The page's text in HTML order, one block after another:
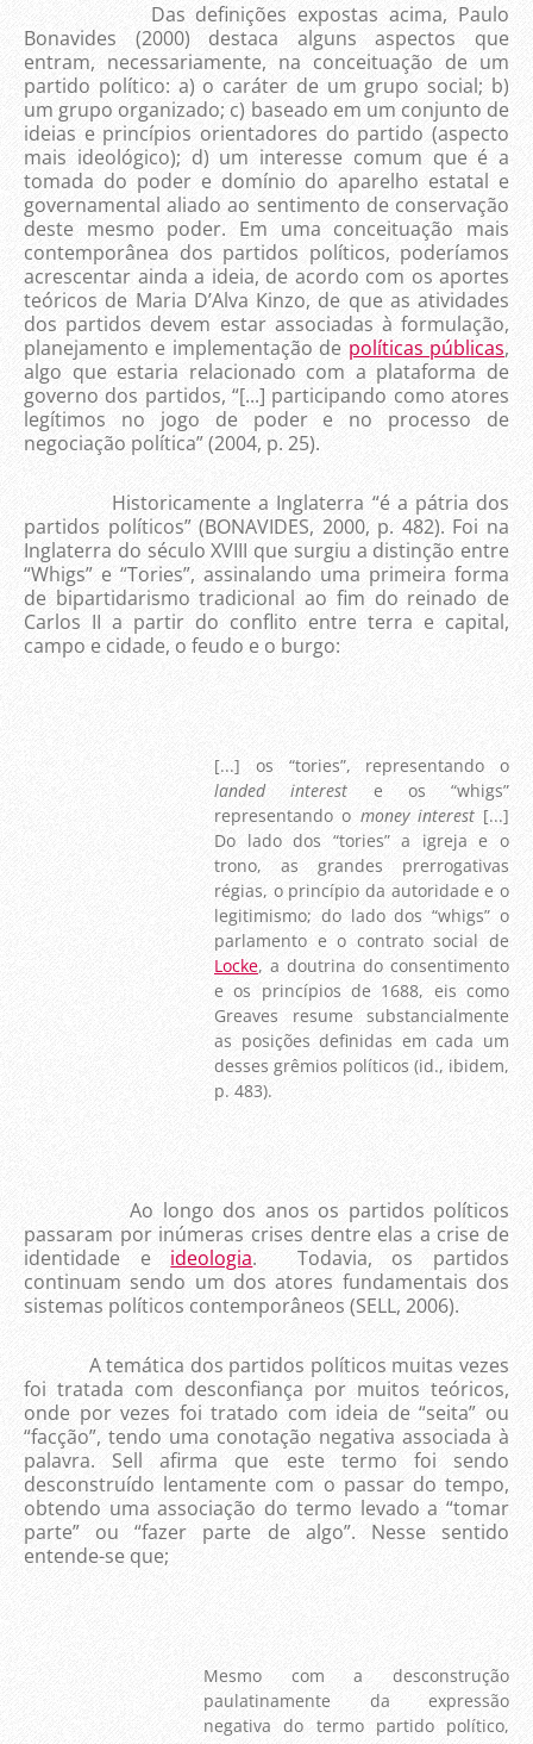
Das definições expostas acima, Paulo
Bonavides (2000) destaca alguns aspectos que
entram, necessariamente, na conceituação de um
partido político: a) o caráter de um grupo social; b)
um grupo organizado; c) baseado em um conjunto de
ideias e princípios orientadores do partido (aspecto
mais ideológico); d) um interesse comum que é a
tomada do poder e domínio do aparelho estatal e
governamental aliado ao sentimento de conservação
deste mesmo poder. Em uma conceituação mais
contemporânea dos partidos políticos, poderíamos
acrescentar ainda a ideia, de acordo com os aportes
teóricos de Maria D’Alva Kinzo, de que as atividades
dos partidos devem estar associadas à formulação,
planejamento e implementação de políticas públicas,
algo que estaria relacionado com a plataforma de
governo dos partidos, “[...] participando como atores
legítimos no jogo de poder e no processo de
negociação política” (2004, p. 25).
Historicamente a Inglaterra “é a pátria dos
partidos políticos” (BONAVIDES, 2000, p. 482). Foi na
Inglaterra do século XVIII que surgiu a distinção entre
“Whigs” e “Tories”, assinalando uma primeira forma
de bipartidarismo tradicional ao fim do reinado de
Carlos II a partir do conflito entre terra e capital,
campo e cidade, o feudo e o burgo:
[...] os “tories”, representando o
landed interest e os “whigs”
representando o money interest[...]
Do lado dos “tories” a igreja e o
trono, as grandes prerrogativas
régias, o princípio da autoridade e o
legitimismo; do lado dos “whigs” o
parlamento e o contrato social de
Locke, a doutrina do consentimento
e os princípios de 1688, eis como
Greaves resume substancialmente
as posições definidas em cada um
desses grêmios políticos (id., ibidem,
p. 483).
Ao longo dos anos os partidos políticos
passaram por inúmeras crises dentre elas a crise de
identidade e ideologia. Todavia, os partidos
continuam sendo um dos atores fundamentais dos
sistemas políticos contemporâneos (SELL, 2006).
A temática dos partidos políticos muitas vezes
foi tratada com desconfiança por muitos teóricos,
onde por vezes foi tratado com ideia de “seita” ou
“facção”, tendo uma conotação negativa associada à
palavra. Sell afirma que este termo foi sendo
desconstruído lentamente com o passar do tempo,
obtendo uma associação do termo levado a “tomar
parte” ou “fazer parte de algo”. Nesse sentido
entende-se que;
Mesmo com a desconstrução
paulatinamente da expressão
negativa do termo partido político,